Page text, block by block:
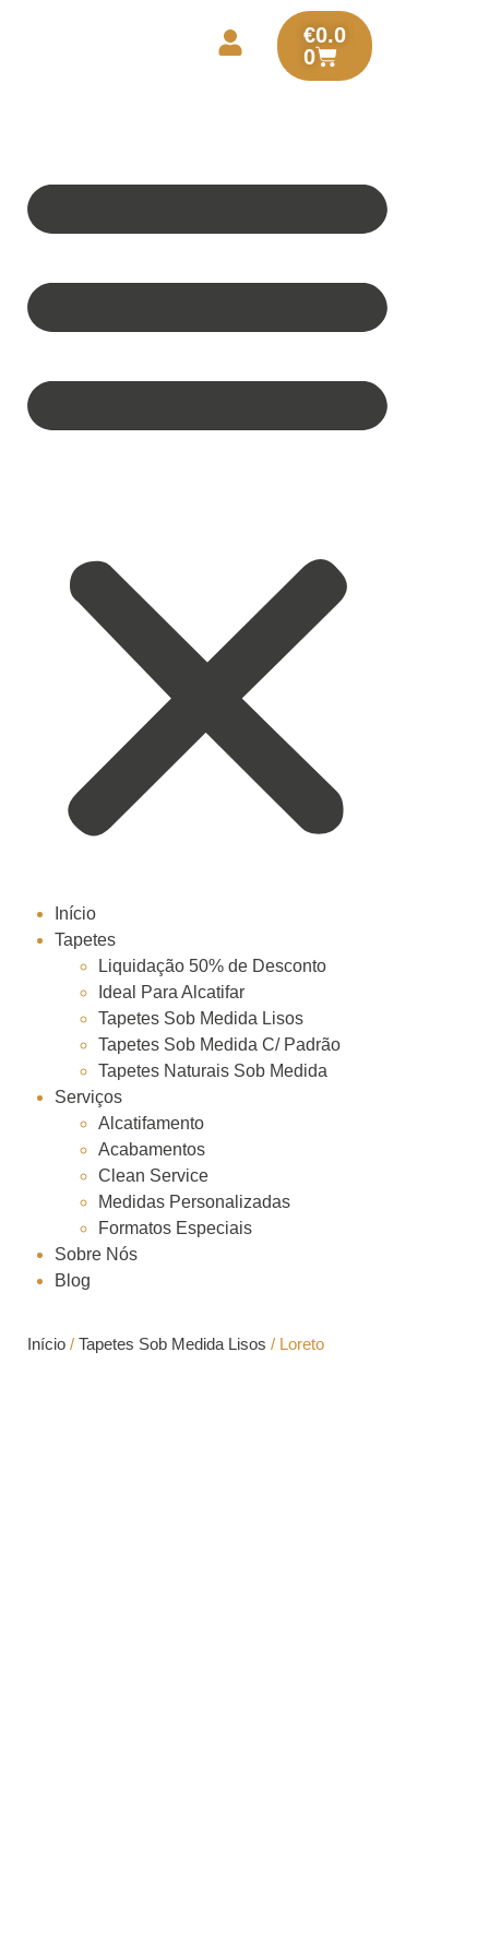
€0.0
0
Início
Tapetes
Liquidação 50% de Desconto
Ideal Para Alcatifar
Tapetes Sob Medida Lisos
Tapetes Sob Medida C/ Padrão
Tapetes Naturais Sob Medida
Serviços
Alcatifamento
Acabamentos
Clean Service
Medidas Personalizadas
Formatos Especiais
Sobre Nós
Blog
Início / Tapetes Sob Medida Lisos / Loreto